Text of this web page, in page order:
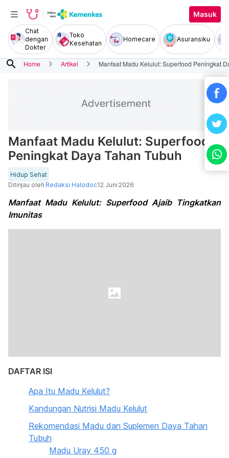
Masuk
Chat
dengan
Dokter
Toko
Kesehatan
Homecare Asuransiku
search Home Artikel Manfaat Madu Kelulut: Superfood Peningkat
Manfaat Madu Kelulut: Superfood
Peningkat Daya Tahan Tubuh
Hidup Sehat
Ditinjau oleh Redaksi Halodoc12 Juni 2026
Manfaat Madu Kelulut: Superfood Ajaib Tingkatkan
Imunitas
DAFTAR ISI
Apa Itu Madu Kelulut?
Kandungan Nutrisi Madu Kelulut
Rekomendasi Madu dan Suplemen Daya Tahan
Tubuh
Madu Uray 450 g